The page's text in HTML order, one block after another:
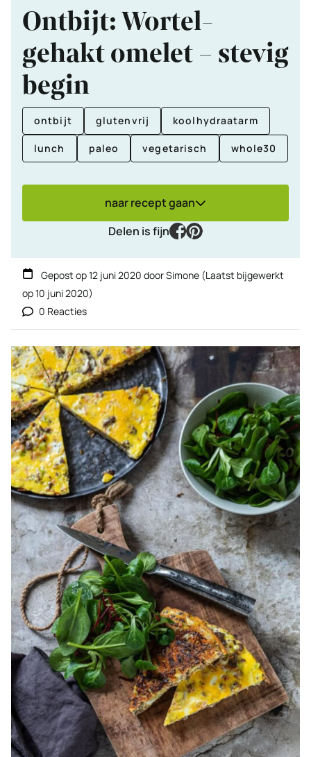
Ontbijt: Wortel-
gehakt omelet – stevig
begin
ontbijt glutenvrij koolhydraatarm
lunch paleo vegetarisch whole30
naar recept gaan
Delen is fijn
facebook
pinterest
Gepost op12 juni 2020 doorSimone (Laatst bijgewerkt
op10 juni 2020)
0 Reacties